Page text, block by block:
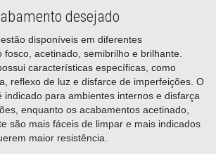
desejado
disponíveis em diferentes
acetinado, semibrilho e brilhante.
características específicas, como
reflexo de luz e disfarce de imperfeições. O
indicado para ambientes internos e disfarça
enquanto os acabamentos acetinado,
são mais fáceis de limpar e mais indicados
maior resistência.